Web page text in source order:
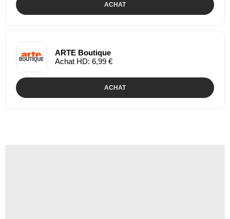
ACHAT
ARTE Boutique
Achat HD: 6,99 €
ACHAT